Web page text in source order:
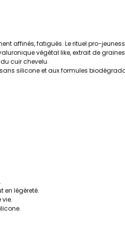
affinés, fatigués. Le rituel pro-
végétal like, extrait de
cuir chevelu.
silicone et aux formules
en légèreté.
vie.